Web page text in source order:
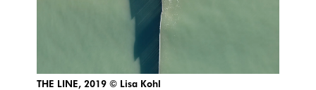
THE LINE, 2019 © Lisa Kohl